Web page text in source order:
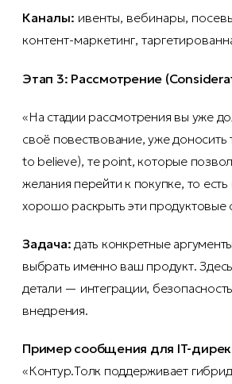
Каналы: ивенты, вебинары,
контент-маркетинг,
Этап 3: Рассмотрение
«На стадии рассмотрения вы уже
своё повествование, уже доносить
to believe), те point, которые
желания перейти к покупке, то
хорошо раскрыть эти продуктовые
Задача: дать конкретные
выбрать именно ваш продукт.
детали — интеграции,
внедрения.
Пример сообщения для IT-
«Контур.Толк поддерживает